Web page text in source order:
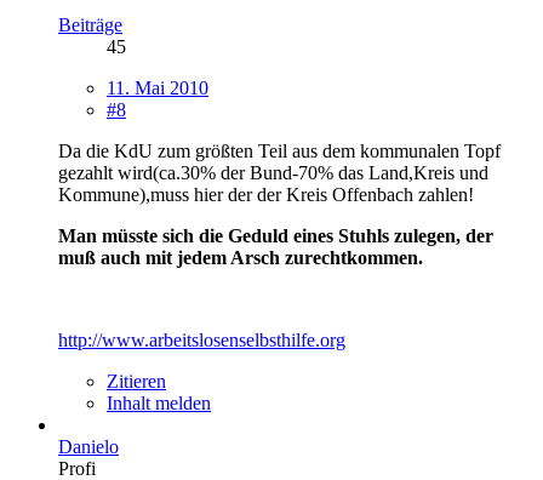
Beiträge
45
11. Mai 2010
#8
Da die KdU zum größten Teil aus dem kommunalen Topf
gezahlt wird(ca.30% der Bund-70% das Land,Kreis und
Kommune),muss hier der der Kreis Offenbach zahlen!
Man müsste sich die Geduld eines Stuhls zulegen, der
muß auch mit jedem Arsch zurechtkommen.
http://www.arbeitslosenselbsthilfe.org
Zitieren
Inhalt melden
Danielo
Profi